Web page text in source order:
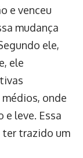
e venceu
mudança
ele,
ele
onde
e leve. Essa
ter trazido um